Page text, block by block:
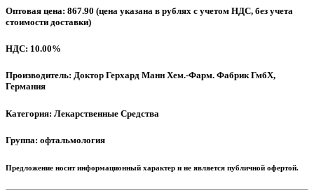
Оптовая цена: 867.90 (цена указана в рублях с учетом НДС, без учета
стоимости доставки)
НДС: 10.00%
Производитель: Доктор Герхард Манн Хем.-Фарм. Фабрик ГмбХ,
Германия
Категория: Лекарственные Средства
Группа: офтальмология
Предложение носит информационный характер и не является публичной офертой.